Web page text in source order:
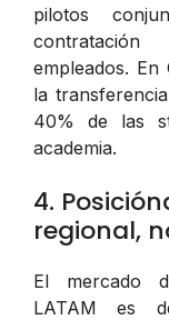
pilotos
empleados. En
la
40% de las
academia.
4.
regional,
El mercado
LATAM es